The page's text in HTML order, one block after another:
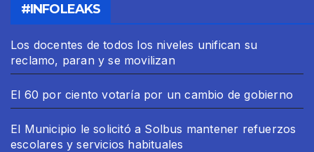
#INFOLEAKS
Los docentes de todos los niveles unifican su
reclamo, paran y se movilizan
El 60 por ciento votaría por un cambio de gobierno
El Municipio le solicitó a Solbus mantener refuerzos
escolares y servicios habituales